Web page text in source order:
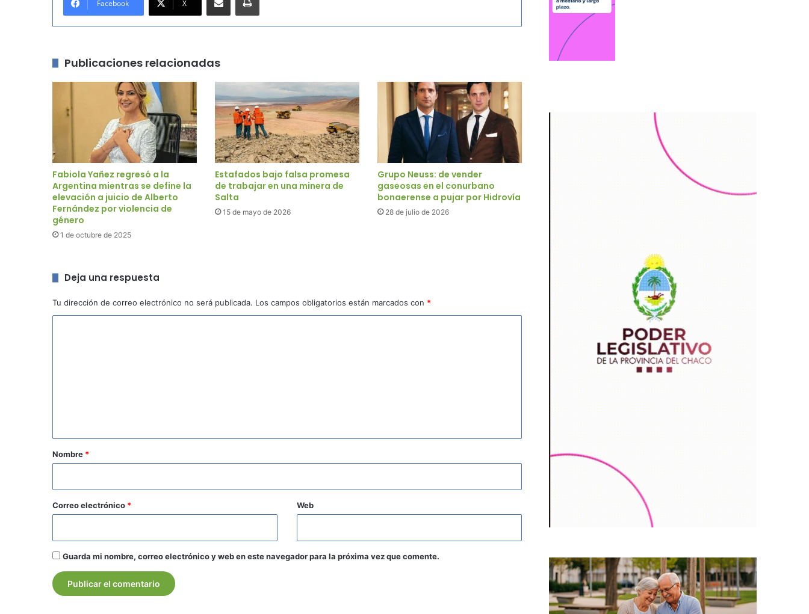
Facebook X
Publicaciones relacionadas
Fabiola Yañez regresó a la
Argentina mientras se define la
elevación a juicio de Alberto
Fernández por violencia de
género
1 de octubre de 2025
Estafados bajo falsa promesa
de trabajar en una minera de
Salta
15 de mayo de 2026
Grupo Neuss: de vender
gaseosas en el conurbano
bonaerense a pujar por Hidrovía
28 de julio de 2026
Deja una respuesta
Tu dirección de correo electrónico no será publicada. Los campos obligatorios están marcados con *
r
o
*
Nombre *
Correo electrónico * Web
Guarda mi nombre, correo electrónico y web en este navegador para la próxima vez que comente.